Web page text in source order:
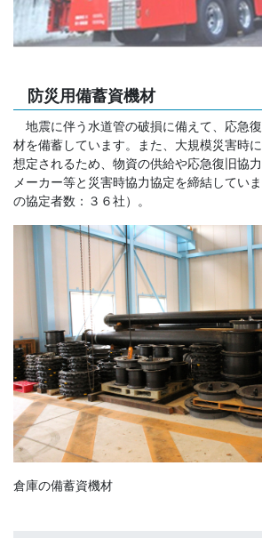
防災用備蓄資機材
地震に伴う水道管の破損に備えて、応急
材を備蓄しています。また、大規模災害時
想定されるため、物資の供給や応急復旧協力
メーカー等と災害時協力協定を締結してい
の協定者数：３６社）。
倉庫の備蓄資機材